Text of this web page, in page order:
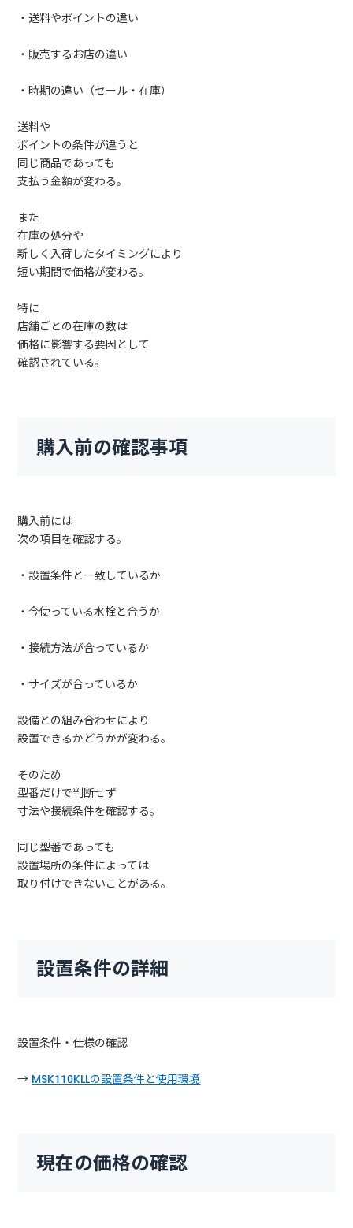
・送料やポイントの違い
・販売するお店の違い
・時期の違い（セール・在庫）
送料や
ポイントの条件が違うと
同じ商品であっても
支払う金額が変わる。
また
在庫の処分や
新しく入荷したタイミングにより
短い期間で価格が変わる。
特に
店舗ごとの在庫の数は
価格に影響する要因として
確認されている。
購入前の確認事項
購入前には
次の項目を確認する。
・設置条件と一致しているか
・今使っている水栓と合うか
・接続方法が合っているか
・サイズが合っているか
設備との組み合わせにより
設置できるかどうかが変わる。
そのため
型番だけで判断せず
寸法や接続条件を確認する。
同じ型番であっても
設置場所の条件によっては
取り付けできないことがある。
設置条件の詳細
設置条件・仕様の確認
→ MSK110KLLの設置条件と使用環境
現在の価格の確認